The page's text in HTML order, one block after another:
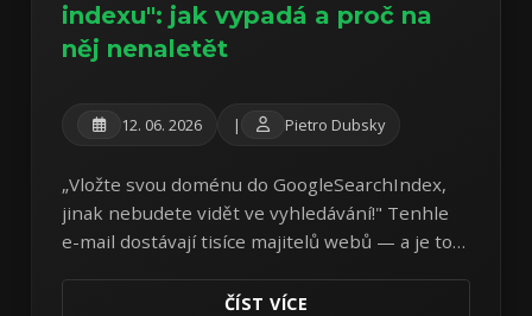
indexu": jak vypadá a proč na
něj nenaletět
12. 06. 2026 | Pietro Dubsky
„Vložte svou doménu do GoogleSearchIndex,
jinak nebudete vidět ve vyhledávání!" Tenhle
e-mail dostávají tisíce majitelů webů — a je to
vzorek z vlastní schránky.
ČÍST VÍCE